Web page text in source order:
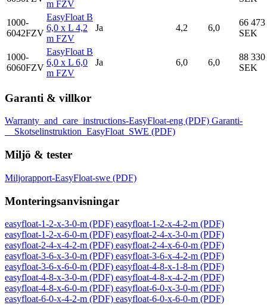
m FZV
1000-
6042FZV
EasyFloat B
6,0 x L 4,2
m FZV
Ja 4,2 6,0
66 473
SEK
1000-
6060FZV
EasyFloat B
6,0 x L 6,0
m FZV
Ja 6,0 6,0
88 330
SEK
Garanti & villkor
Warranty_and_care_instructions-EasyFloat-eng (PDF) Garanti-
__Skotselinstruktion_EasyFloat_SWE (PDF)
Miljö & tester
Miljorapport-EasyFloat-swe (PDF)
Monteringsanvisningar
easyfloat-1-2-x-3-0-m (PDF) easyfloat-1-2-x-4-2-m (PDF)
easyfloat-1-2-x-6-0-m (PDF) easyfloat-2-4-x-3-0-m (PDF)
easyfloat-2-4-x-4-2-m (PDF) easyfloat-2-4-x-6-0-m (PDF)
easyfloat-3-6-x-3-0-m (PDF) easyfloat-3-6-x-4-2-m (PDF)
easyfloat-3-6-x-6-0-m (PDF) easyfloat-4-8-x-1-8-m (PDF)
easyfloat-4-8-x-3-0-m (PDF) easyfloat-4-8-x-4-2-m (PDF)
easyfloat-4-8-x-6-0-m (PDF) easyfloat-6-0-x-3-0-m (PDF)
easyfloat-6-0-x-4-2-m (PDF) easyfloat-6-0-x-6-0-m (PDF)